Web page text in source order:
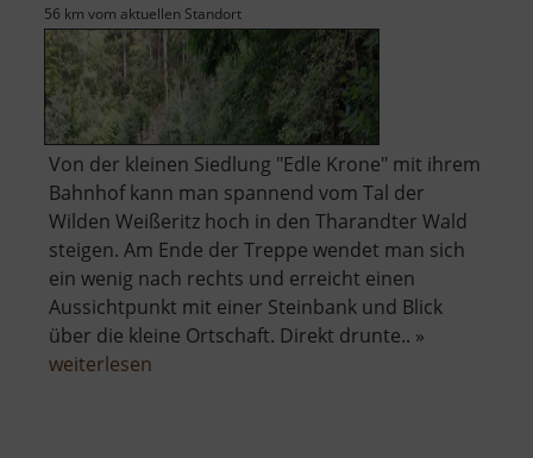
56 km vom aktuellen Standort
Von der kleinen Siedlung "Edle Krone" mit ihrem
Bahnhof kann man spannend vom Tal der
Wilden Weißeritz hoch in den Tharandter Wald
steigen. Am Ende der Treppe wendet man sich
ein wenig nach rechts und erreicht einen
Aussichtpunkt mit einer Steinbank und Blick
über die kleine Ortschaft. Direkt drunte.. »
weiterlesen